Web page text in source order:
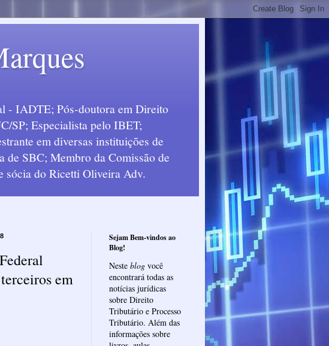
- IADTE; Pós-doutora em Direito
SP; Especialista pelo IBET;
em diversas instituições de
SBC; Membro da Comissão de
sócia do Ricetti Oliveira Adv.
em
Sejam Bem-vindos ao
Blog!
Neste blog você
encontrará todas as
notícias jurídicas
sobre Direito
Tributário e Processo
Tributário. Além das
informações sobre